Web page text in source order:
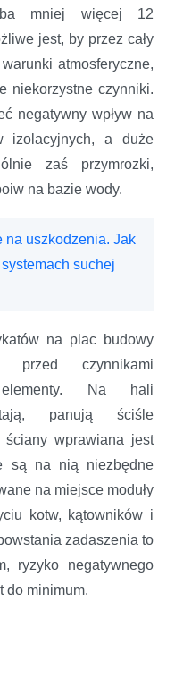
mniej więcej 12
jest, by przez cały
atmosferyczne,
niekorzystne czynniki.
negatywny wpływ na
izolacyjnych, a duże
zaś przymrozki,
na bazie wody.
na uszkodzenia. Jak
suchej
na plac budowy
przed czynnikami
elementy. Na hali
panują ściśle
ściany wprawiana jest
są na nią niezbędne
na miejsce moduły
kotw, kątowników i
zadaszenia to
ryzyko negatywnego
do minimum.